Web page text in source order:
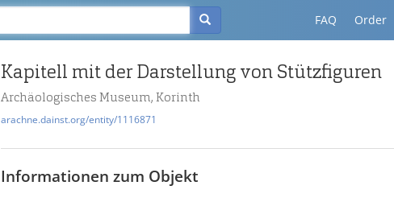
FAQ Order
Kapitell mit der Darstellung von Stützfiguren
Archäologisches Museum, Korinth
arachne.dainst.org/entity/1116871
Informationen zum Objekt